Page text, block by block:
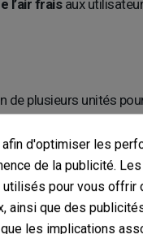
l’air fraisaux
plusieurs unités
lequel il est installé,
sur
des dispositifs
d'optimiser les
de la publicité.
pour vous offrir
ainsi que des
les implications